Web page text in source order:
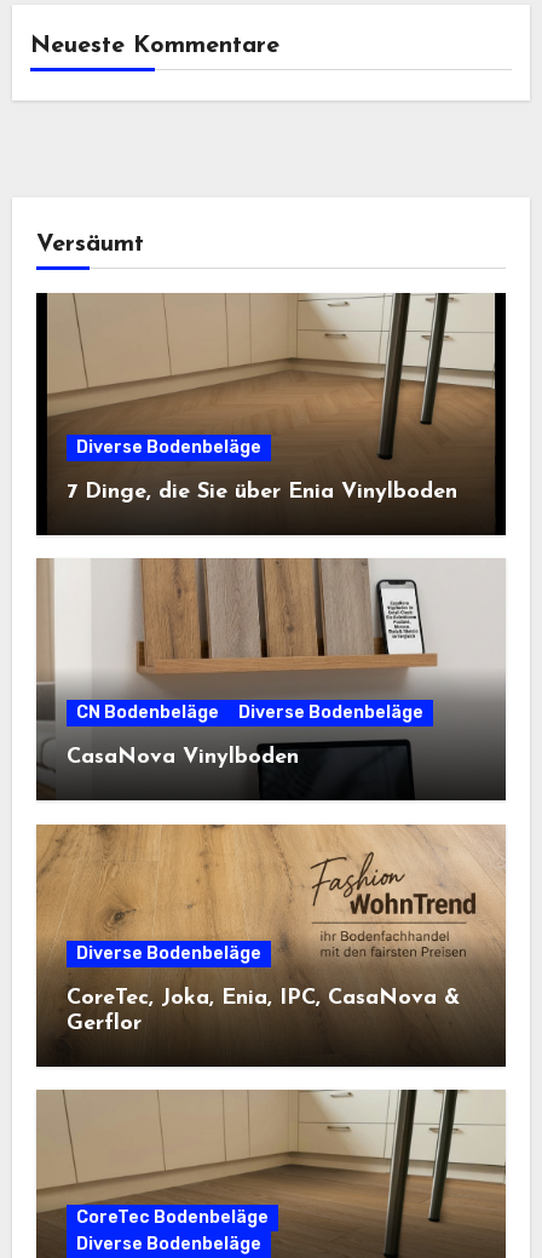
Neueste Kommentare
Versäumt
Diverse Bodenbeläge
7 Dinge, die Sie über Enia Vinylboden
CN Bodenbeläge Diverse Bodenbeläge
CasaNova Vinylboden
Diverse Bodenbeläge
CoreTec, Joka, Enia, IPC, CasaNova &
Gerflor
CoreTec Bodenbeläge
Diverse Bodenbeläge